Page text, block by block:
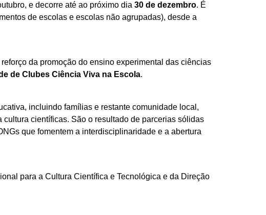
e decorre até ao próximo dia 30 de dezembro. É
de escolas e escolas não agrupadas), desde a
da promoção do ensino experimental das ciências
de Clubes Ciência Viva na Escola.
incluindo famílias e restante comunidade local,
científicas. São o resultado de parcerias sólidas
que fomentem a interdisciplinaridade e a abertura
para a Cultura Científica e Tecnológica e da Direção